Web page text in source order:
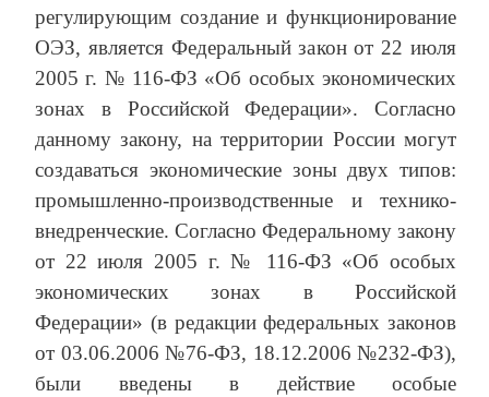
регулирующим создание и функционирование
ОЭЗ, является Федеральный закон от 22 июля
2005 г. № 116-ФЗ «Об особых экономических
зонах в Российской Федерации». Согласно
данному закону, на территории России могут
создаваться экономические зоны двух типов:
промышленно-производственные и технико-
внедренческие. Согласно Федеральному закону
от 22 июля 2005 г. № 116-ФЗ «Об особых
экономических зонах в Российской
Федерации» (в редакции федеральных законов
от 03.06.2006 №76-ФЗ, 18.12.2006 №232-ФЗ),
были введены в действие особые